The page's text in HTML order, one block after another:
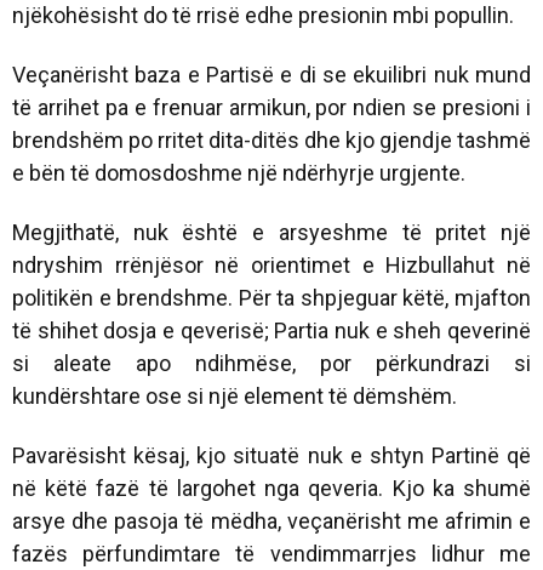
njëkohësisht do të rrisë edhe presionin mbi popullin.
Veçanërisht baza e Partisë e di se ekuilibri nuk mund
të arrihet pa e frenuar armikun, por ndien se presioni i
brendshëm po rritet dita-ditës dhe kjo gjendje tashmë
e bën të domosdoshme një ndërhyrje urgjente.
Megjithatë, nuk është e arsyeshme të pritet një
ndryshim rrënjësor në orientimet e Hizbullahut në
politikën e brendshme. Për ta shpjeguar këtë, mjafton
të shihet dosja e qeverisë; Partia nuk e sheh qeverinë
si aleate apo ndihmëse, por përkundrazi si
kundërshtare ose si një element të dëmshëm.
Pavarësisht kësaj, kjo situatë nuk e shtyn Partinë që
në këtë fazë të largohet nga qeveria. Kjo ka shumë
arsye dhe pasoja të mëdha, veçanërisht me afrimin e
fazës përfundimtare të vendimmarrjes lidhur me